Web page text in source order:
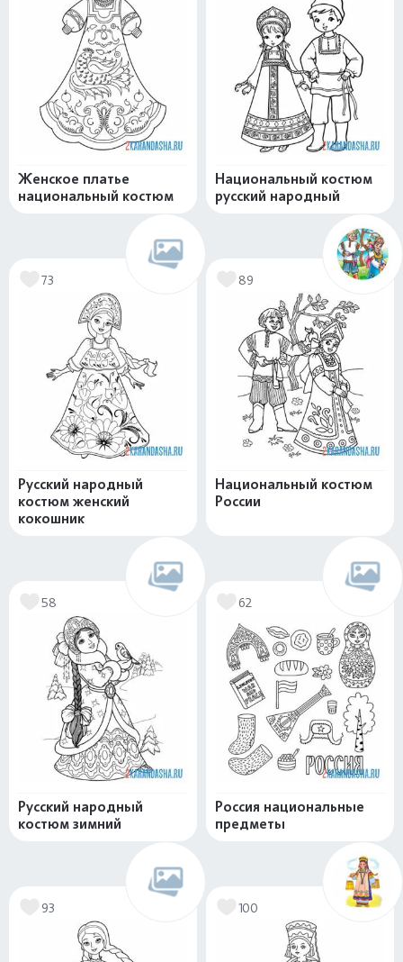
Женское платье
национальный костюм
Национальный костюм
русский народный
73
Русский народный
костюм женский
кокошник
89
Национальный костюм
России
58
Русский народный
костюм зимний
62
Россия национальные
предметы
93 100